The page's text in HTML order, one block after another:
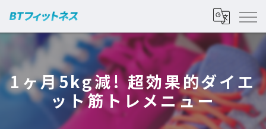
1ヶ月5kg減! 超効果的ダイエ
ット筋トレメニュー